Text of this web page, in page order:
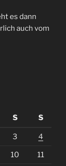
es dann
auch vom
S S
3 4
10 11